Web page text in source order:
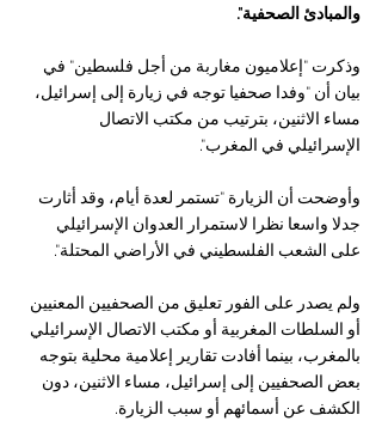
والمبادئ الصحفية".
وذكرت "إعلاميون مغاربة من أجل فلسطين" في
بيان أن "وفدا صحفيا توجه في زيارة إلى إسرائيل،
مساء الاثنين، بترتيب من مكتب الاتصال
الإسرائيلي في المغرب".
وأوضحت أن الزيارة "تستمر لعدة أيام، وقد أثارت
جدلا واسعا نظرا لاستمرار العدوان الإسرائيلي
على الشعب الفلسطيني في الأراضي المحتلة".
ولم يصدر على الفور تعليق من الصحفيين المعنيين
أو السلطات المغربية أو مكتب الاتصال الإسرائيلي
بالمغرب، بينما أفادت تقارير إعلامية محلية بتوجه
بعض الصحفيين إلى إسرائيل، مساء الاثنين، دون
الكشف عن أسمائهم أو سبب الزيارة.